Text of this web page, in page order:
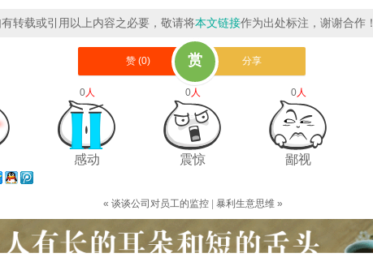
转载或引用以上内容之必要，敬请将本文链接作为出处标注，谢谢合作！
赞 (0) 赏 分享
0人
感动
0人
震惊
0人
鄙视
« 谈谈公司对员工的监控 暴利生意思维»